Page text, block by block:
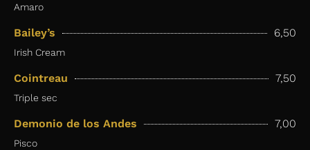
Amaro
Bailey’s 6,50
Irish Cream
Cointreau 7,50
Triple sec
Demonio de los Andes 7,00
Pisco